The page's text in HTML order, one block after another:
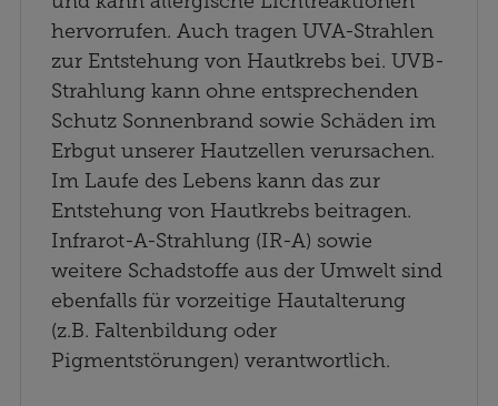
hervorrufen. Auch tragen UVA-Strahlen
zur Entstehung von Hautkrebs bei. UVB-
Strahlung kann ohne entsprechenden
Schutz Sonnenbrand sowie Schäden im
Erbgut unserer Hautzellen verursachen.
Im Laufe des Lebens kann das zur
Entstehung von Hautkrebs beitragen.
Infrarot-A-Strahlung (IR-A) sowie
weitere Schadstoffe aus der Umwelt sind
ebenfalls für vorzeitige Hautalterung
(z.B. Faltenbildung oder
Pigmentstörungen) verantwortlich.